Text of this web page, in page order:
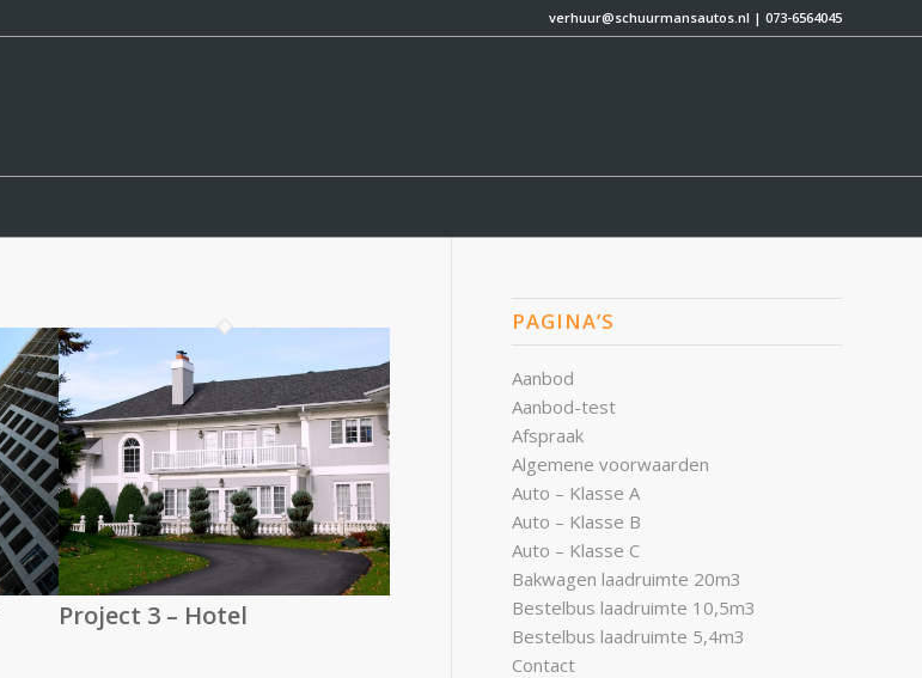
verhuur@schuurmansautos.nl | 073-6564045
Project 3 – Hotel
PAGINA’S
Aanbod
Aanbod-test
Afspraak
Algemene voorwaarden
Auto – Klasse A
Auto – Klasse B
Auto – Klasse C
Bakwagen laadruimte 20m3
Bestelbus laadruimte 10,5m3
Bestelbus laadruimte 5,4m3
Contact